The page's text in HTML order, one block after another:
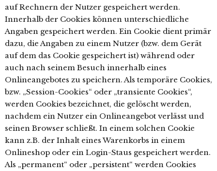
auf Rechnern der Nutzer gespeichert werden.
Innerhalb der Cookies können unterschiedliche
Angaben gespeichert werden. Ein Cookie dient primär
dazu, die Angaben zu einem Nutzer (bzw. dem Gerät
auf dem das Cookie gespeichert ist) während oder
auch nach seinem Besuch innerhalb eines
Onlineangebotes zu speichern. Als temporäre Cookies,
bzw. „Session-Cookies“ oder „transiente Cookies“,
werden Cookies bezeichnet, die gelöscht werden,
nachdem ein Nutzer ein Onlineangebot verlässt und
seinen Browser schließt. In einem solchen Cookie
kann z.B. der Inhalt eines Warenkorbs in einem
Onlineshop oder ein Login-Staus gespeichert werden.
Als „permanent“ oder „persistent“ werden Cookies